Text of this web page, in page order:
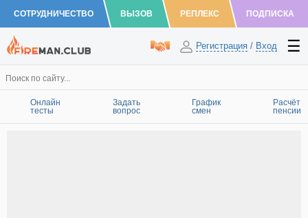
СОТРУДНИЧЕСТВО ВЫЗОВ РЕПЛЕКС ПОДПИСКА
Регистрация / Вход
Онлайн
тесты
Задать
вопрос
График
смен
Расчёт
пенсии